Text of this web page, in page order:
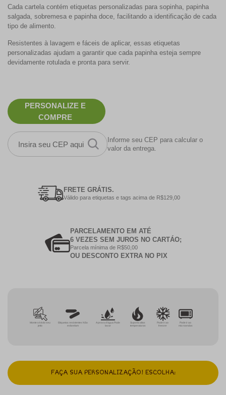
Cada cartela contém etiquetas personalizadas para sopinha, papinha
salgada, sobremesa e papinha doce, facilitando a identificação de cada
tipo de alimento.
Resistentes à lavagem e fáceis de aplicar, essas etiquetas
personalizadas ajudam a garantir que cada papinha esteja sempre
devidamente rotulada e pronta para servir.
PERSONALIZE E
COMPRE
Informe seu CEP para calcular o
valor da entrega.
FRETE GRÁTIS.
Válido para etiquetas e tags acima de R$129,00
PARCELAMENTO EM ATÉ
6 VEZES SEM JUROS NO CARTÁO;
Parcela mínima de R$50,00
OU DESCONTO EXTRA NO PIX
Monte o kit do seu
jeito
Etiquetas resistentes Não
esfarelam
A prova d'água Pode
lavar
Suporta altas
temperaturas
Pode ir ao
freezer
Pode ir ao
microondas
FAÇA SUA PERSONALIZAÇÃO! ESCOLHA: